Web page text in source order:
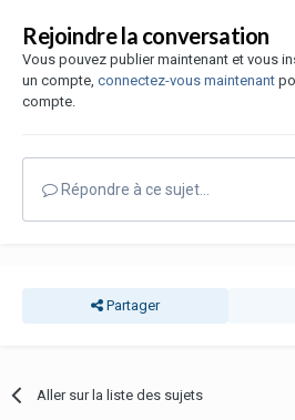
Rejoindre la conversation
Vous pouvez publier maintenant et vous
un compte, connectez-vous maintenant
compte.
Répondre à ce sujet…
Partager
Aller sur la liste des sujets